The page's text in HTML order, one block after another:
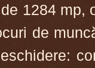
1284 mp,
de